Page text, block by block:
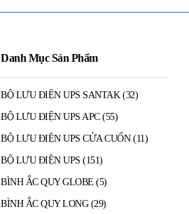
Danh Mục Sản Phẩm
BỘ LƯU ĐIỆN UPS SANTAK (32)
BỘ LƯU ĐIỆN UPS APC (55)
BỘ LƯU ĐIỆN UPS CỬA CUỐN (11)
BỘ LƯU ĐIỆN UPS (151)
BÌNH ẮC QUY GLOBE (5)
BÌNH ẮC QUY LONG (29)